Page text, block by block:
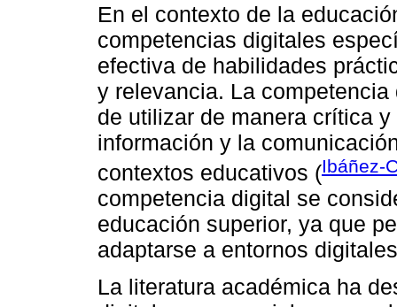
En el contexto de la
competencias digitales
efectiva de habilidades
y relevancia. La
de utilizar de manera crítica
información y la
contextos educativos (Ibáñez-
competencia digital se
educación superior, ya que
adaptarse a entornos
La literatura académica ha